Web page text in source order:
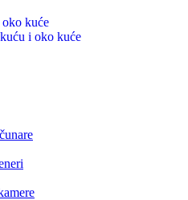
oko kuće
i oko kuće